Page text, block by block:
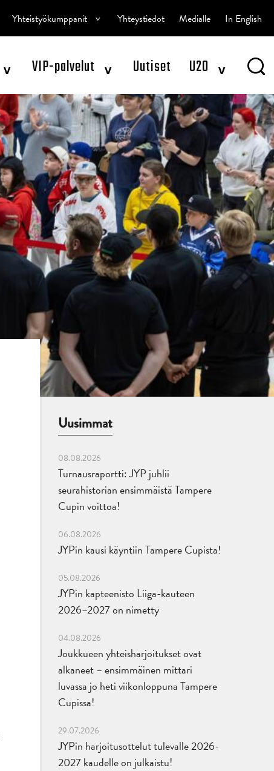
^ VIP-palvelut ^ Uutiset U20 ^
Yhteistyökumppanit ^ Yhteystiedot Medialle In English
Uusimmat
08.08.2026
Turnausraportti: JYP juhlii
seurahistorian ensimmäistä Tampere
Cupin voittoa!
06.08.2026
JYPin kausi käyntiin Tampere Cupista!
05.08.2026
JYPin kapteenisto Liiga-kauteen
2026–2027 on nimetty
04.08.2026
Joukkueen yhteisharjoitukset ovat
alkaneet – ensimmäinen mittari
luvassa jo heti viikonloppuna Tampere
Cupissa!
29.07.2026
JYPin harjoitusottelut tulevalle 2026-
2027 kaudelle on julkaistu!